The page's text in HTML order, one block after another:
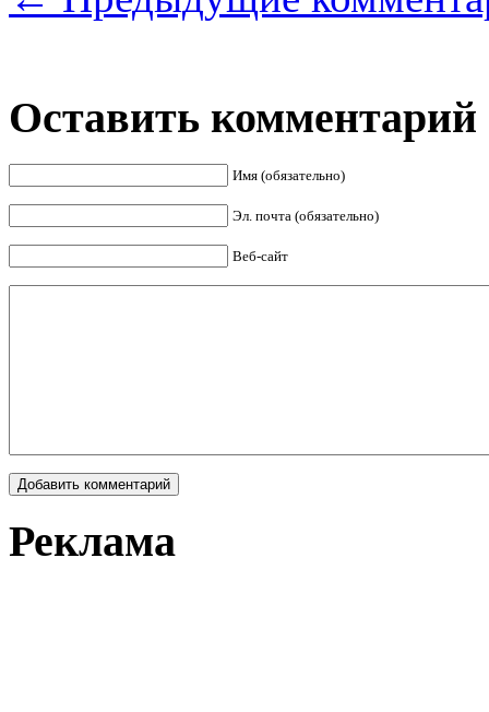
Оставить комментарий
Имя (обязательно)
Эл. почта (обязательно)
Веб-сайт
Реклама